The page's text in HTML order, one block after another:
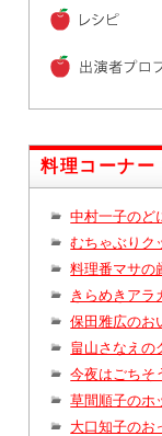
料理コーナー
中村一子のど
むちゃぶりク
料理番マサの
きらめきアラ
保田雅広のお
畠山さなえの
今夜はごちそ
草間順子のホ
大口知子のお